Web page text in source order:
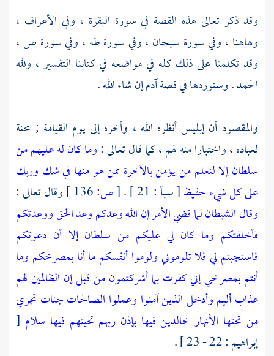
وقد ذكر تعالى هذه القصة في سورة البقرة ، وفي الأعراف ،
وهاهنا ، وفي سورة سبحان ، وفي سورة طه ، وفي سورة ص ،
وقد تكلمنا على ذلك كله في مواضعه في كتابنا التفسير ، ولله
الحمد . وسنوردها في قصةآدمإن شاء الله .
والمقصود أن إبليس أنظره الله ، وأخره إلى يوم القيامة ; محنة
لعباده ، واختبارا منه لهم ، كما قال تعالى :وما كان له عليهم من
سلطان إلا لنعلم من يؤمن بالآخرة ممن هو منها في شك وربك
على كل شيء حفيظ[ سبأ : 21 ] . [ص:
وقال تعالى :
وقال الشيطان لما قضي الأمر إن الله وعدكم وعد الحق ووعدتكم
فأخلفتكم وما كان لي عليكم من سلطان إلا أن دعوتكم
فاستجبتم لي فلا تلوموني ولوموا أنفسكم ما أنا بمصرخكم وما
أنتم بمصرخي إني كفرت بما أشركتمون من قبل إن الظالمين لهم
عذاب أليموأدخل الذين آمنوا وعملوا الصالحات جنات تجري
من تحتها الأنهار خالدين فيها بإذن ربهم تحيتهم فيها سلام [
إبراهيم : 22 - 23 ] .